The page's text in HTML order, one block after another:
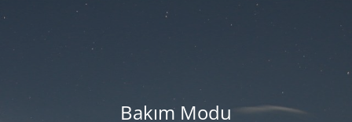
Bakım Modu